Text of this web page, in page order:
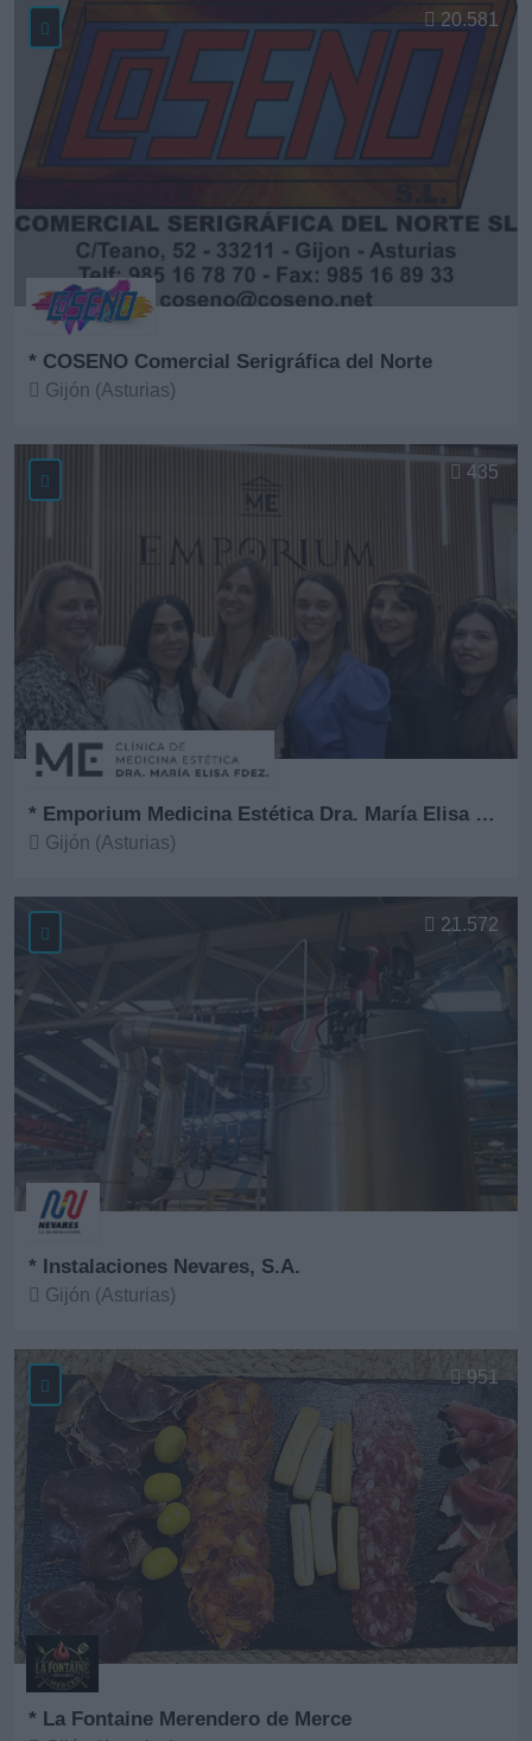
* COSENO Comercial Serigráfica del Norte
Gijón (Asturias)
20.581
* Emporium Medicina Estética Dra. María Elisa Fernández
Gijón (Asturias)
435
* Instalaciones Nevares, S.A.
Gijón (Asturias)
21.572
* La Fontaine Merendero de Merce
951